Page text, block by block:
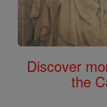
Discover
the